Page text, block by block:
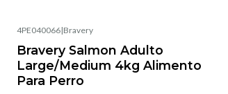
4PE040066|Bravery
Bravery Salmon Adulto
Large/Medium 4kg Alimento
Para Perro